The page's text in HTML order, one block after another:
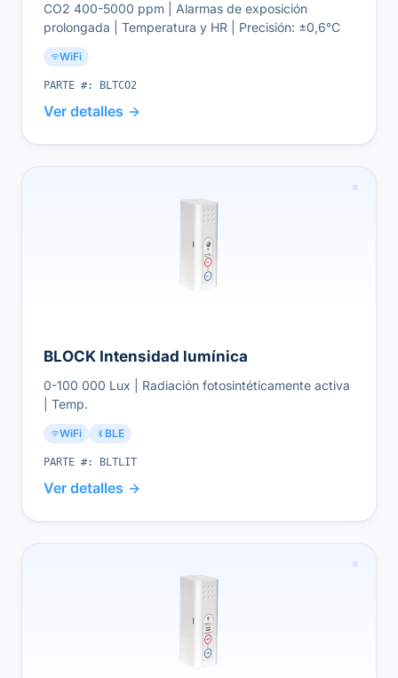
CO2 400-5000 ppm | Alarmas de exposición
prolongada | Temperatura y HR | Precisión: ±0,6°C
WiFi
PARTE #: BLTCO2
Ver detalles
BLOCK Intensidad lumínica
0-100 000 Lux | Radiación fotosintéticamente activa
| Temp.
WiFi BLE
PARTE #: BLTLIT
Ver detalles